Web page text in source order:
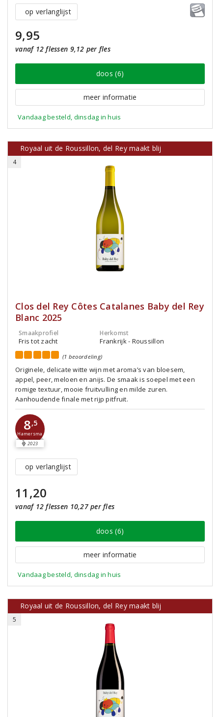
op verlanglijst
9,95
vanaf 12 flessen 9,12 per fles
doos (6)
meer informatie
Vandaag besteld, dinsdag in huis
Royaal uit de Roussillon, del Rey maakt blij
4
Clos del Rey Côtes Catalanes Baby del Rey
Blanc 2025
Smaakprofiel
Fris tot zacht
Herkomst
Frankrijk - Roussillon
(1 beoordeling)
Originele, delicate witte wijn met aroma’s van bloesem,
appel, peer, meloen en anijs. De smaak is soepel met een
romige textuur, mooie fruitvulling en milde zuren.
Aanhoudende finale met rijp pitfruit.
8,5
Hamersma
2023
op verlanglijst
11,20
vanaf 12 flessen 10,27 per fles
doos (6)
meer informatie
Vandaag besteld, dinsdag in huis
Royaal uit de Roussillon, del Rey maakt blij
5